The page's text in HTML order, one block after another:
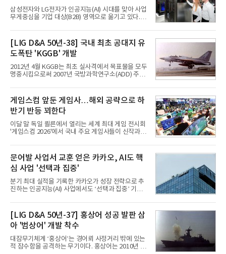
삼성전자와 LG전자가 인공지능(AI) 시대를 맞아 사업
무게중심을 기업 대상(B2B) 영역으로 옮기고 있다.
접어든 가운데 삼성전자는 AI 반도체를 중심으로 데
이터센터 생태계 공략을 강화하고 LG전자는 냉각솔
루션·전장·로봇 등 기업용 솔루션 사업 확대에 속도를
내고 있다.9일 업계에 따르면 LG전자는 2분기 생활가
전과 프리미엄 제품 경쟁력에 더해 B2B 사업 확대 효
과로 수익성을 방어한 반면 삼성전자는 디바이스경험
(DX) 부문의 TV·생활가전 수익성이 악화됐다. 대신 삼
사업 확대
[LIG D&A 50년-38] 국내 최초 공대지 유
도폭탄 'KGGB' 개발
2012년 4월 KGGB는 최초 실사격에서 목표물을 모두
명중시킴으로써 2007년 국방과학연구소(ADD) 주관
체로 참여했다. 체계개발에는 총 400여억 원의 개발
비와 62개월의 기간이 소요됐다. 한국형 GPS 유도폭
탄 KGGB(Korea GPS Guided Bomb)는 국내 최초
의 공대지 유도폭탄으로 2012년에 최종 전투용 적합
판정을 받았다.우리 공군이 운용하는 모든 전투기에
탑재할 수 있는 KGGB는 일반목적폭탄(General
Purpose Bomb)에 장착하여 운용토록 개발됐다.이
는 조종사가 휴대하는 명령통신장치(PDU, P
게임스컴 앞둔 게임사…해외 공략으로 하
반기 반등 꾀한다
이달 말 독일 쾰른에서 열리는 세계 최대 게임 전시회
'게임스컴 2026'에서 국내 주요 게임사들이 신작과 글
체별로 엇갈린 가운데 하반기 신작 흥행과 해외 시장
성과가 실적을 좌우할 핵심 변수로 떠오르고 있다.8일
업계에 따르면 올해 상반기 게임업계는 기업별 성적
표가 크게 갈렸다. 대표적으로 크래프톤은 'PUBG: 배
틀그라운드'의 안정적인 성장에 힘입어 상반기 연결
기준 매출 2조6616억원, 영업이익 9725억원으로 역
대 최대 실적을 기록했다. 엔씨도 올해 출시한 '아이온
동기 대
문어발 사업서 교훈 얻은 카카오, AI도 핵
심 사업 '선택과 집중'
분기 최대 실적을 기록한 카카오가 성장 전략으로 추
진하는 인공지능(AI) 사업에서도 ‘선택과 집중’ 기조
라 투자에 나서는 것과 달리, 카카오는 ‘카카오톡’이
라는 플랫폼 경쟁력을 활용한 AI 에이전트 서비스에
집중하는 전략이다. 과거 무리한 사업 확장 과정에서
겪었던 시행착오를 되풀이하지 않고 핵심 역량에 집
중하겠다는 취지로 풀이된다.7일 업계에 따르면 카카
오는 올해 2분기 연결 기준 매출 2조985억원, 영업이
익 2770억원을 기록했다. 전년 동기 대비 매출과 영업
[LIG D&A 50년-37] 홍상어 성공 발판 삼
아 '범상어' 개발 착수
대잠무기체계 ‘홍상어’는 경어뢰 사정거리 밖에 있는
적 잠수함을 공격하는 무기이다. 홍상어는 2010년 넥